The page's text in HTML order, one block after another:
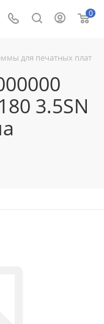
0
для печатных плат
3.5SN